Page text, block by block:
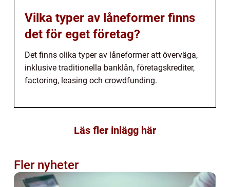
Vilka typer av låneformer finns
det för eget företag?
Det finns olika typer av låneformer att överväga,
inklusive traditionella banklån, företagskrediter,
factoring, leasing och crowdfunding.
Läs fler inlägg här
Fler nyheter